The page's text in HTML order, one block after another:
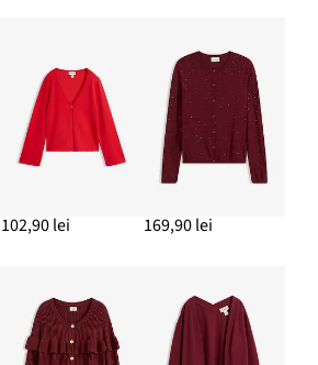
ÎN COȘ
lei
ÎN COȘ
102,90 lei 169,90 lei